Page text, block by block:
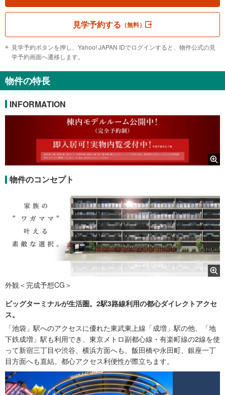
見学予約する （無料）
見学予約ボタンを押し、Yahoo! JAPAN IDでログインすると、物件公式の見
学予約画面へ遷移します。
物件の特長
INFORMATION
物件のコンセプト
外観＜完成予想CG＞
ビッグターミナルが生活圏。2駅3路線利用の都心ダイレクトアクセ
ス。
「池袋」駅へのアクセスに優れた東武東上線「成増」駅の他、「地
下鉄成増」駅も利用でき、東京メトロ副都心線・有楽町線の2線を使
って新宿三丁目や渋谷、横浜方面へも、飯田橋や永田町、銀座一丁
目方面へも直結。都心アクセス利便性が際立ちます。